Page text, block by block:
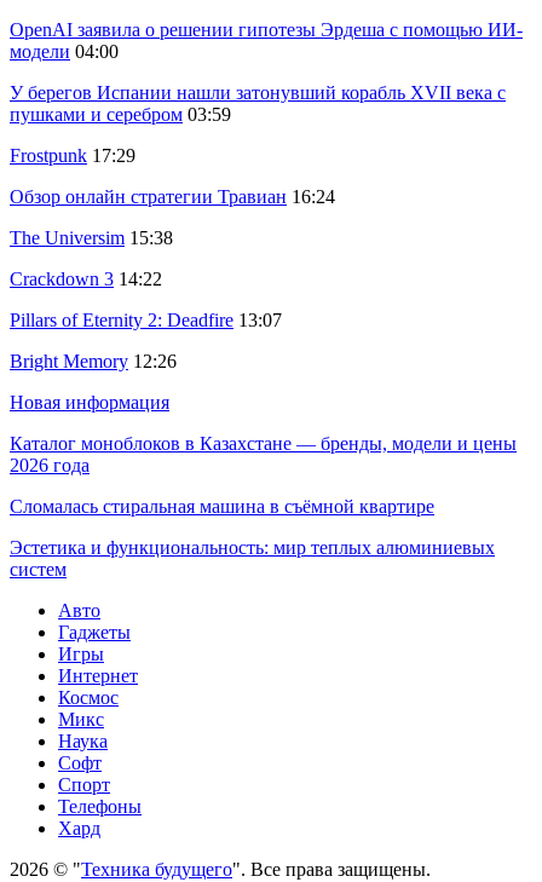
OpenAI заявила о решении гипотезы Эрдеша с помощью ИИ-
модели 04:00
У берегов Испании нашли затонувший корабль XVII века с
пушками и серебром 03:59
Frostpunk 17:29
Обзор онлайн стратегии Травиан 16:24
The Universim 15:38
Crackdown 3 14:22
Pillars of Eternity 2: Deadfire 13:07
Bright Memory 12:26
Новая информация
Каталог моноблоков в Казахстане — бренды, модели и цены
2026 года
Сломалась стиральная машина в съёмной квартире
Эстетика и функциональность: мир теплых алюминиевых
систем
Авто
Гаджеты
Игры
Интернет
Космос
Микс
Наука
Софт
Спорт
Телефоны
Хард
2026 © "Техника будущего". Все права защищены.